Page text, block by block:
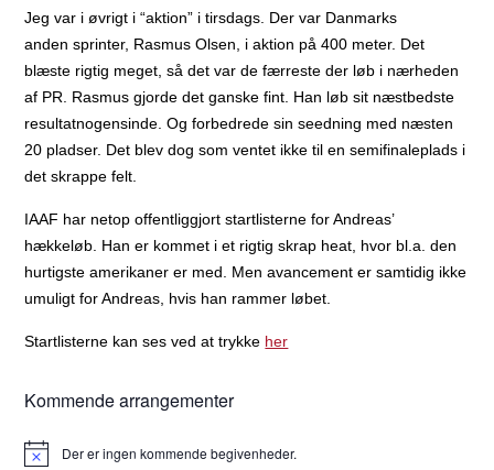
Jeg var i øvrigt i “aktion” i tirsdags. Der var Danmarks
anden sprinter, Rasmus Olsen, i aktion på 400 meter. Det
blæste rigtig meget, så det var de færreste der løb i nærheden
af PR. Rasmus gjorde det ganske fint. Han løb sit næstbedste
resultatnogensinde. Og forbedrede sin seedning med næsten
20 pladser. Det blev dog som ventet ikke til en semifinaleplads i
det skrappe felt.
IAAF har netop offentliggjort startlisterne for Andreas’
hækkeløb. Han er kommet i et rigtig skrap heat, hvor bl.a. den
hurtigste amerikaner er med. Men avancement er samtidig ikke
umuligt for Andreas, hvis han rammer løbet.
Startlisterne kan ses ved at trykke her
Kommende arrangementer
Notice Der er ingen kommende begivenheder.